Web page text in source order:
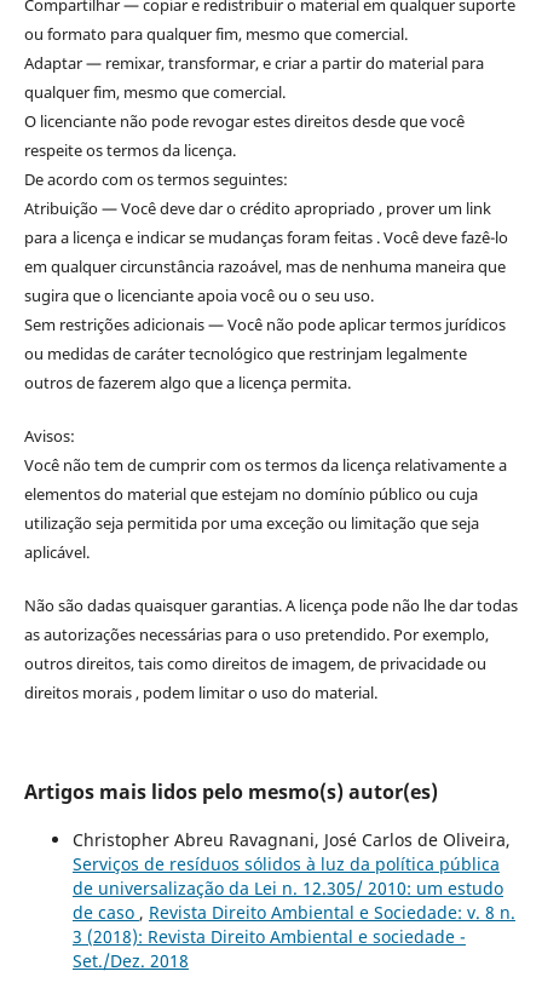
Compartilhar — copiar e redistribuir o material em qualquer suporte
ou formato para qualquer fim, mesmo que comercial.
Adaptar — remixar, transformar, e criar a partir do material para
qualquer fim, mesmo que comercial.
O licenciante não pode revogar estes direitos desde que você
respeite os termos da licença.
De acordo com os termos seguintes:
Atribuição — Você deve dar o crédito apropriado , prover um link
para a licença e indicar se mudanças foram feitas . Você deve fazê-lo
em qualquer circunstância razoável, mas de nenhuma maneira que
sugira que o licenciante apoia você ou o seu uso.
Sem restrições adicionais — Você não pode aplicar termos jurídicos
ou medidas de caráter tecnológico que restrinjam legalmente
outros de fazerem algo que a licença permita.
Avisos:
Você não tem de cumprir com os termos da licença relativamente a
elementos do material que estejam no domínio público ou cuja
utilização seja permitida por uma exceção ou limitação que seja
aplicável.
Não são dadas quaisquer garantias. A licença pode não lhe dar todas
as autorizações necessárias para o uso pretendido. Por exemplo,
outros direitos, tais como direitos de imagem, de privacidade ou
direitos morais , podem limitar o uso do material.
Artigos mais lidos pelo mesmo(s) autor(es)
Christopher Abreu Ravagnani, José Carlos de Oliveira,
Serviços de resíduos sólidos à luz da política pública
de universalização da Lei n. 12.305/ 2010: um estudo
de caso , Revista Direito Ambiental e Sociedade: v. 8 n.
3 (2018): Revista Direito Ambiental e sociedade -
Set./Dez. 2018